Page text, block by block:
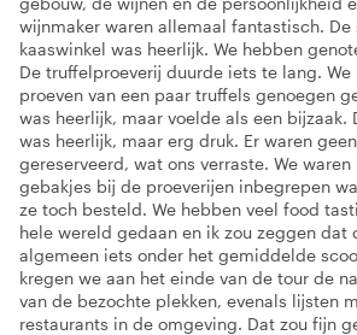
wijnmaker waren allemaal fantastisch.
kaaswinkel was heerlijk. We hebben
De truffelproeverij duurde iets te lang.
proeven van een paar truffels genoegen
was heerlijk, maar voelde als een bijzaak.
was heerlijk, maar erg druk. Er waren
gereserveerd, wat ons verraste. We
gebakjes bij de proeverijen inbegrepen
ze toch besteld. We hebben veel food
hele wereld gedaan en ik zou zeggen dat
algemeen iets onder het gemiddelde
kregen we aan het einde van de tour de
van de bezochte plekken, evenals lijsten
restaurants in de omgeving. Dat zou fijn